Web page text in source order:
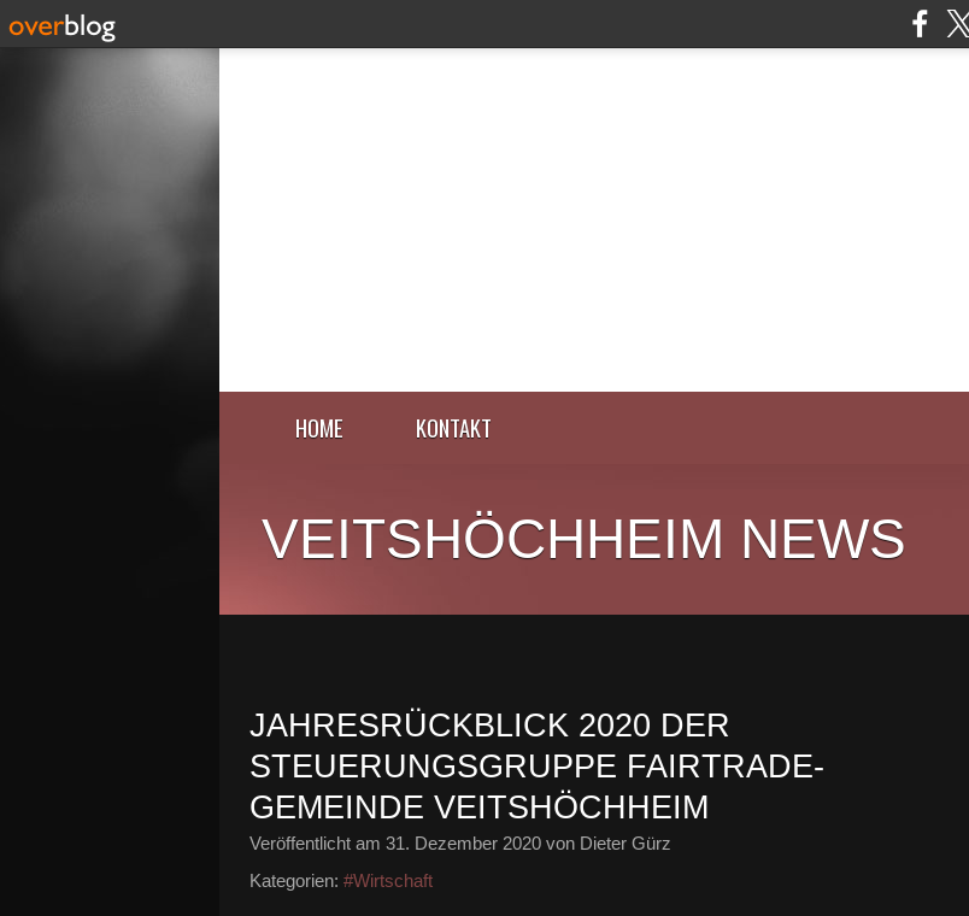
HOME KONTAKT
VEITSHÖCHHEIM NEWS
JAHRESRÜCKBLICK 2020 DER
STEUERUNGSGRUPPE FAIRTRADE-
GEMEINDE VEITSHÖCHHEIM
Veröffentlicht am 31. Dezember 2020 von Dieter Gürz
Kategorien: #Wirtschaft